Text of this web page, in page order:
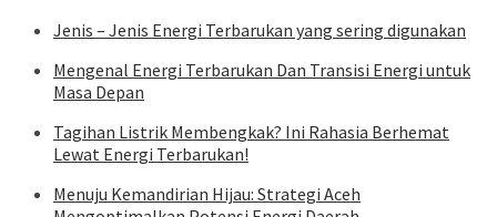
Jenis – Jenis Energi Terbarukan yang sering digunakan
Mengenal Energi Terbarukan Dan Transisi Energi untuk
Masa Depan
Tagihan Listrik Membengkak? Ini Rahasia Berhemat
Lewat Energi Terbarukan!
Menuju Kemandirian Hijau: Strategi Aceh